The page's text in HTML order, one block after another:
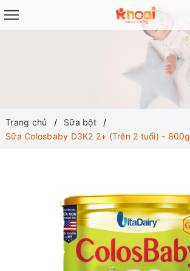
Trang chủ
Sữa bột
Sữa Colosbaby D3K2 2+ (Trên 2 tuổi) - 800g